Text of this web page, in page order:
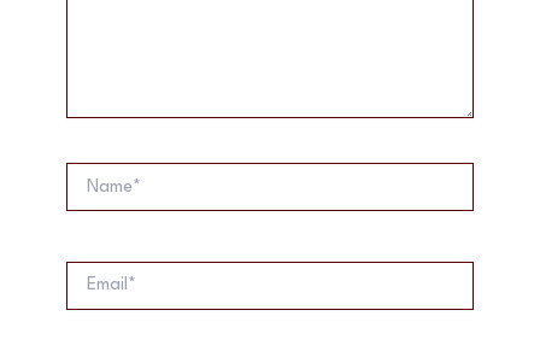
Name*
Email*